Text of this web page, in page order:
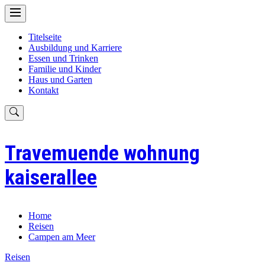
Skip
to
Titelseite
Ausbildung und Karriere
Essen und Trinken
Familie und Kinder
Haus und Garten
Kontakt
Travemuende wohnung
kaiserallee
Home
Reisen
Campen am Meer
Reisen